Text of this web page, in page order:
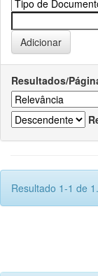
Resultados/
Resultado 1-1 de 1.